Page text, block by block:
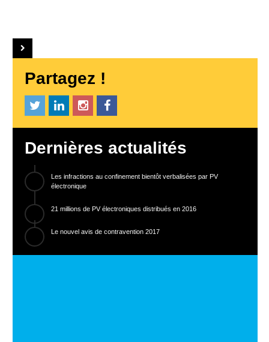
Partagez !
Dernières actualités
Les infractions au confinement bientôt verbalisées par PV
électronique
21 millions de PV électroniques distribués en 2016
Le nouvel avis de contravention 2017